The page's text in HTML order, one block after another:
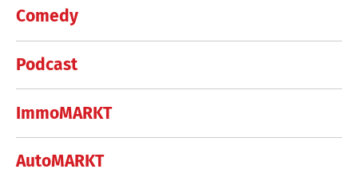
Comedy
Podcast
ImmoMARKT
AutoMARKT